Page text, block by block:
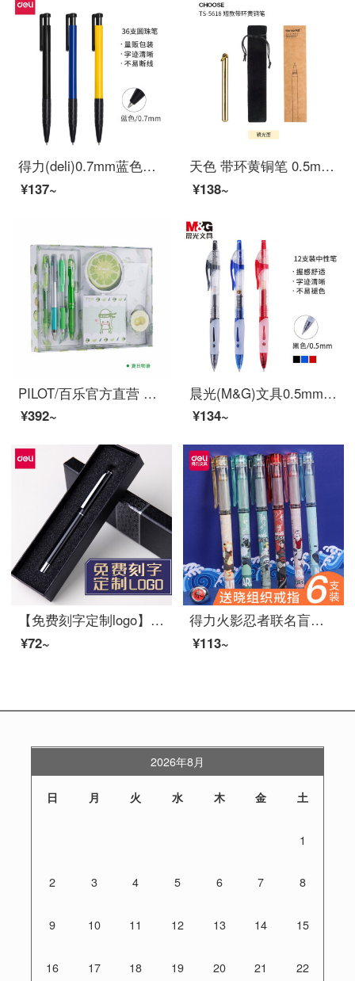
得力(deli)0.7mm蓝色按动圆珠笔中油笔 软胶握手原子笔36支/盒 办公用品
¥137~
天色 带环黄铜笔 0.5mm复古签字笔/创意文艺怀旧中性笔 水笔商务办公礼品笔免费刻字 短款-光面 单支装
¥138~
PILOT/百乐官方直营 夏日限定组合套装 中性笔摩磨擦水性笔铅笔套装 P500 V5 夏日物语套装
¥392~
晨光(M&G)文具0.5mm黑色中性笔 经典按动签字笔 子弹头碳素笔 办公商用水笔 12支/盒GP1163
¥134~
【免费刻字定制logo】得力金属笔杆0.5水笔签字笔碳素商务高档男女士金属签名笔中性笔公司礼品笔 黑色外壳+黑色礼盒
¥72~
得力火影忍者联名盲盒中性笔全针管黑色水笔签字笔0.5mm学生办公高颜值ins速干 【火影忍者】盲盒笔4支装
¥113~
2026年8月
日 月 火 水 木 金 土
1
2 3 4 5 6 7 8
9 10 11 12 13 14 15
16 17 18 19 20 21 22